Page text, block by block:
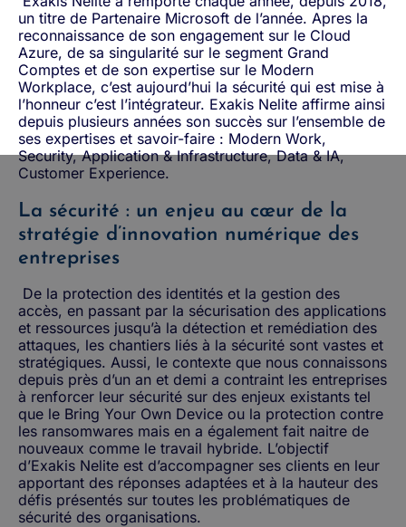
un titre de Partenaire Microsoft de l’année. Apres la
reconnaissance de son engagement sur le Cloud
Azure, de sa singularité sur le segment Grand
Comptes et de son expertise sur le Modern
Workplace, c’est aujourd’hui la sécurité qui est mise à
l’honneur c’est l’intégrateur. Exakis Nelite affirme ainsi
depuis plusieurs années son succès sur l’ensemble de
ses expertises et savoir-faire : Modern Work,
Security, Application & Infrastructure, Data & IA,
Customer Experience.
La sécurité : un enjeu au cœur de la
stratégie d’innovation numérique des
entreprises
De la protection des identités et la gestion des
accès, en passant par la sécurisation des applications
et ressources jusqu’à la détection et remédiation des
attaques, les chantiers liés à la sécurité sont vastes et
stratégiques. Aussi, le contexte que nous connaissons
depuis près d’un an et demi a contraint les entreprises
à renforcer leur sécurité sur des enjeux existants tel
que le Bring Your Own Device ou la protection contre
les ransomwares mais en a également fait naitre de
nouveaux comme le travail hybride. L’objectif
d’Exakis Nelite est d’accompagner ses clients en leur
apportant des réponses adaptées et à la hauteur des
défis présentés sur toutes les problématiques de
sécurité des organisations.